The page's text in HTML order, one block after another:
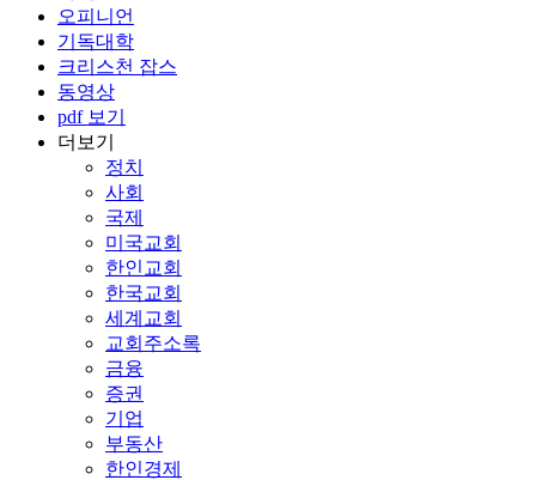
오피니언
기독대학
크리스천 잡스
동영상
pdf 보기
더보기
정치
사회
국제
미국교회
한인교회
한국교회
세계교회
교회주소록
금융
증권
기업
부동산
한인경제